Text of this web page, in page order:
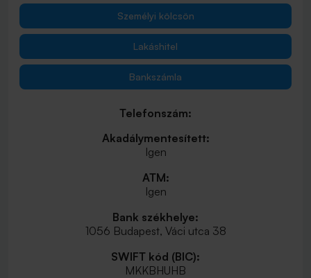
Személyi kölcsön
Lakáshitel
Bankszámla
Telefonszám:
Akadálymentesített:
Igen
ATM:
Igen
Bank székhelye:
1056 Budapest, Váci utca 38
SWIFT kód (BIC):
MKKBHUHB